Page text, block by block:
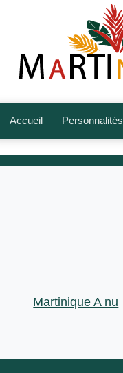
Accueil Personnalités
Artistes
Martinique A nu